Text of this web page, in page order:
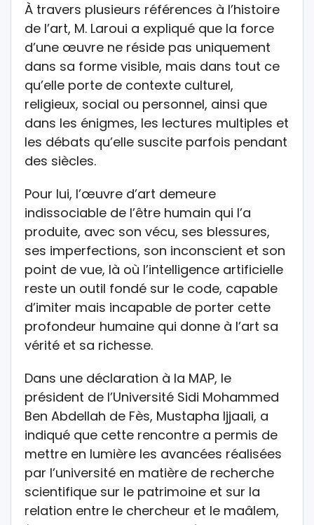
À travers plusieurs références à l’histoire
de l’art, M. Laroui a expliqué que la force
d’une œuvre ne réside pas uniquement
dans sa forme visible, mais dans tout ce
qu’elle porte de contexte culturel,
religieux, social ou personnel, ainsi que
dans les énigmes, les lectures multiples et
les débats qu’elle suscite parfois pendant
des siècles.
Pour lui, l’œuvre d’art demeure
indissociable de l’être humain qui l’a
produite, avec son vécu, ses blessures,
ses imperfections, son inconscient et son
point de vue, là où l’intelligence artificielle
reste un outil fondé sur le code, capable
d’imiter mais incapable de porter cette
profondeur humaine qui donne à l’art sa
vérité et sa richesse.
Dans une déclaration à la MAP, le
président de l’Université Sidi Mohammed
Ben Abdellah de Fès, Mustapha Ijjaali, a
indiqué que cette rencontre a permis de
mettre en lumière les avancées réalisées
par l’université en matière de recherche
scientifique sur le patrimoine et sur la
relation entre le chercheur et le maâlem,